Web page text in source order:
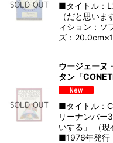
■タイトル：
（だと思い
ィション：ソ
ズ：
ウージェーヌ
タン「
■タイトル：
リーナンバー
いする」 （現
■1976年発行